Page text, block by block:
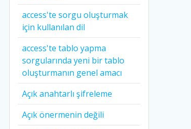
access'te sorgu oluşturmak
için kullanılan dil
access'te tablo yapma
sorgularında yeni bir tablo
oluşturmanın genel amacı
Açık anahtarlı şifreleme
Açık önermenin değili